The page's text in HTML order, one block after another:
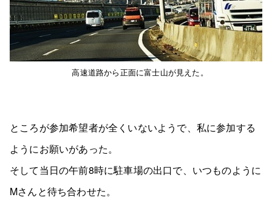
高速道路から正面に富士山が見えた。
ところが参加希望者が全くいないようで、私に参加する
ようにお願いがあった。
そして当日の午前8時に駐車場の出口で、いつものように
Mさんと待ち合わせた。